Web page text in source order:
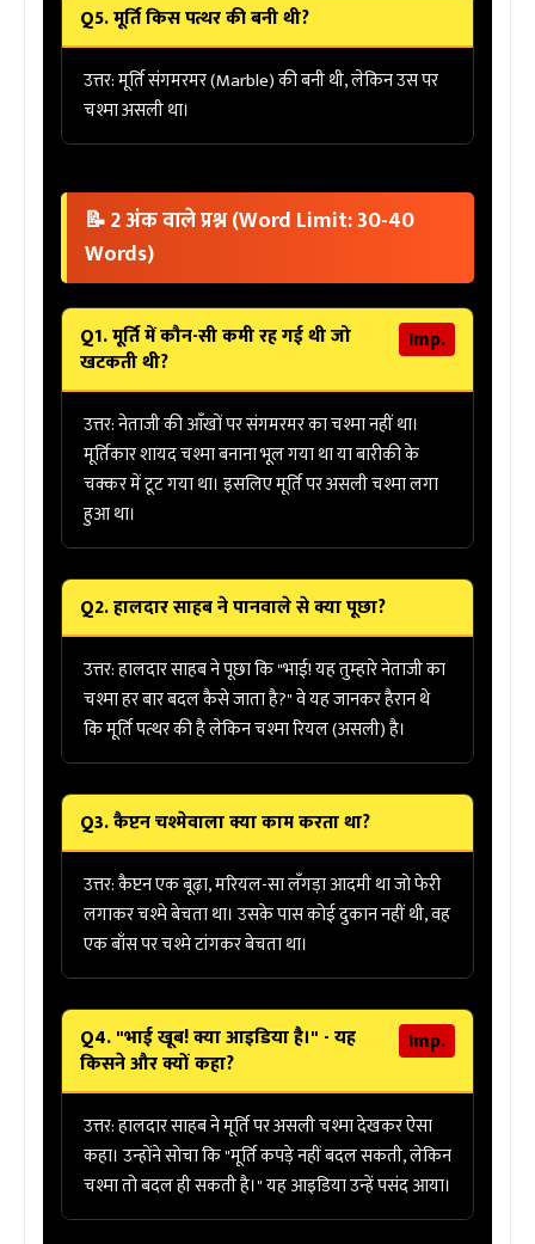
Q5. मूर्ति किस पत्थर की बनी थी?
उत्तर:मूर्तिसंगमरमर (Marble)की बनी थी, लेकिन उस पर
चश्मा असली था।
📝 2 अंक वाले प्रश्न (Word Limit: 30-40
Words)
Q1. मूर्ति में कौन-सी कमी रह गई थी जो
खटकती थी?
Imp.
उत्तर:नेताजी की आँखों परसंगमरमर का चश्मानहीं था।
मूर्तिकार शायद चश्मा बनाना भूल गया था या बारीकी के
चक्कर में टूट गया था। इसलिए मूर्ति पर असली चश्मा लगा
हुआ था।
Q2. हालदार साहब ने पानवाले से क्या पूछा?
उत्तर:हालदार साहब ने पूछा कि "भाई! यह तुम्हारे नेताजी का
चश्मा हर बार बदल कैसे जाता है?" वे यह जानकर हैरान थे
कि मूर्ति पत्थर की है लेकिन चश्मा रियल (असली) है।
Q3. कैप्टन चश्मेवाला क्या काम करता था?
उत्तर:कैप्टन एक बूढ़ा, मरियल-सा लँगड़ा आदमी था जोफेरी
लगाकर चश्मे बेचता था। उसके पास कोई दुकान नहीं थी, वह
एक बाँस पर चश्मे टांगकर बेचता था।
Q4. "भाई खूब! क्या आइडिया है।" - यह
किसने और क्यों कहा?
Imp.
उत्तर:हालदार साहब ने मूर्ति पर असली चश्मा देखकर ऐसा
कहा। उन्होंने सोचा कि "मूर्ति कपड़े नहीं बदल सकती, लेकिन
चश्मा तो बदल ही सकती है।" यह आइडिया उन्हें पसंद आया।